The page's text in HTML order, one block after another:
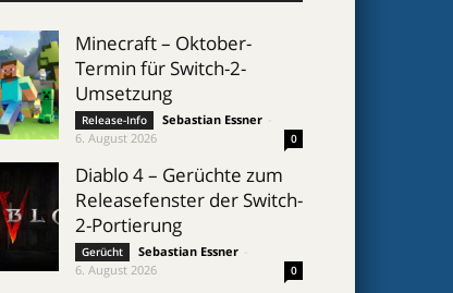
Minecraft – Oktober-
Termin für Switch-2-
Umsetzung
Release-Info Sebastian Essner
6. August 2026
0
Diablo 4 – Gerüchte zum
Releasefenster der Switch-
2-Portierung
Gerücht Sebastian Essner
6. August 2026
0